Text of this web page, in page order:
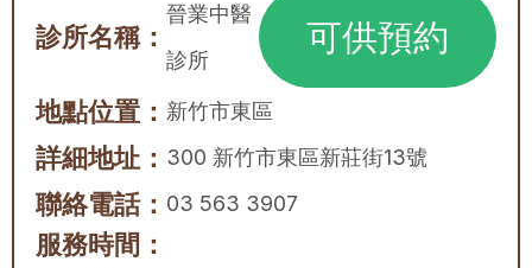
診所名稱：
晉業中醫
診所
可供預約
地點位置： 新竹市東區
詳細地址： 300 新竹市東區新莊街13號
聯絡電話： 03 563 3907
服務時間：